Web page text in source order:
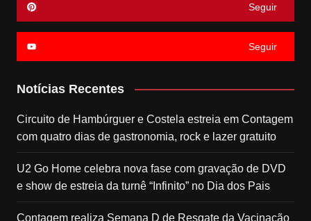
Seguir
Seguir
Notícias Recentes
Circuito de Hambúrguer e Costela estreia em Contagem
com quatro dias de gastronomia, rock e lazer gratuito
U2 Go Home celebra nova fase com gravação de DVD
e show de estreia da turnê “Infinito” no Dia dos Pais
Contagem realiza Semana D de Resgate da Vacinação